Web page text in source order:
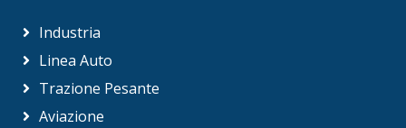
Industria
Linea Auto
Trazione Pesante
Aviazione